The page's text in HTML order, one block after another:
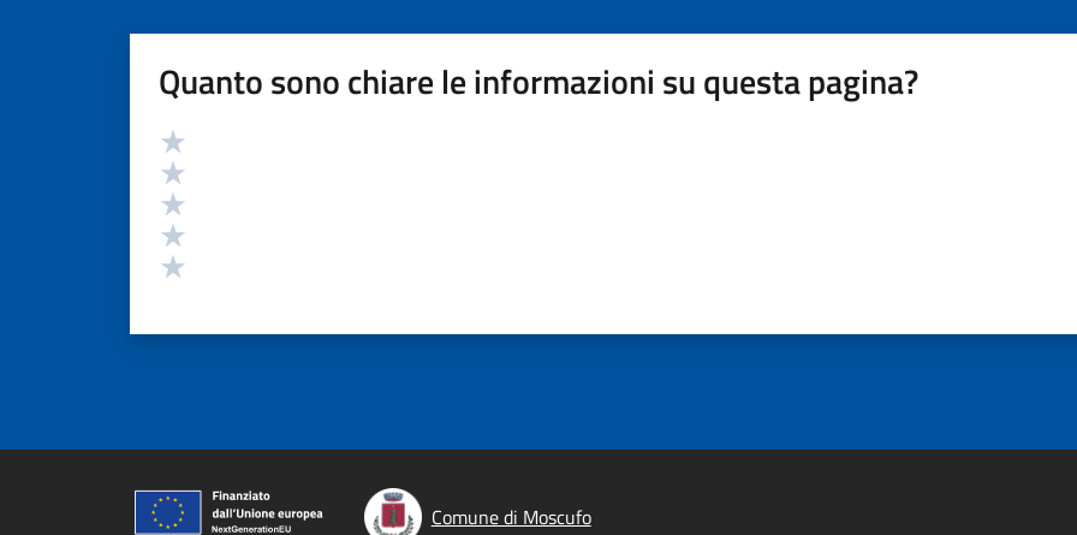
Quanto sono chiare le informazioni su questa pagina?
Valutazione
Comune di Moscufo